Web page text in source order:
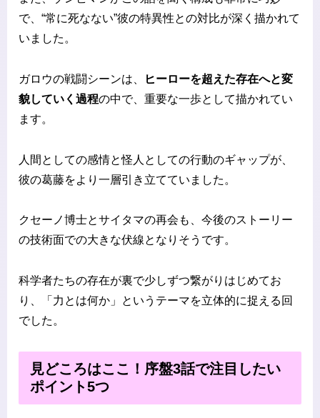
で、“常に死なない”彼の特異性との対比が深く描かれて
いました。
ガロウの戦闘シーンは、
ヒーローを超えた存在へと変
貌していく過程の中で、重要な一歩として描かれてい
ます。
人間としての感情と怪人としての行動のギャップが、
彼の葛藤をより一層引き立てていました。
クセーノ博士とサイタマの再会も、今後のストーリー
の技術面での大きな伏線となりそうです。
科学者たちの存在が裏で少しずつ繋がりはじめてお
り、「力とは何か」というテーマを立体的に捉える回
でした。
見どころはここ！序盤3話で注目したい
ポイント5つ